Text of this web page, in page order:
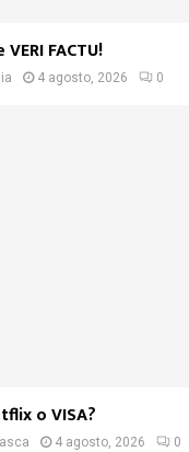
FACTU!
4 agosto, 2026 0
o VISA?
4 agosto, 2026 0